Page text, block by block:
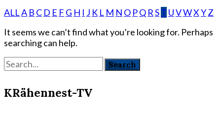
ALLA B C D E F G H I J K L M N O PQ RST UVWXYZ
It seems we can’t find what you’re looking for. Perhaps
searching can help.
KRähennest-TV